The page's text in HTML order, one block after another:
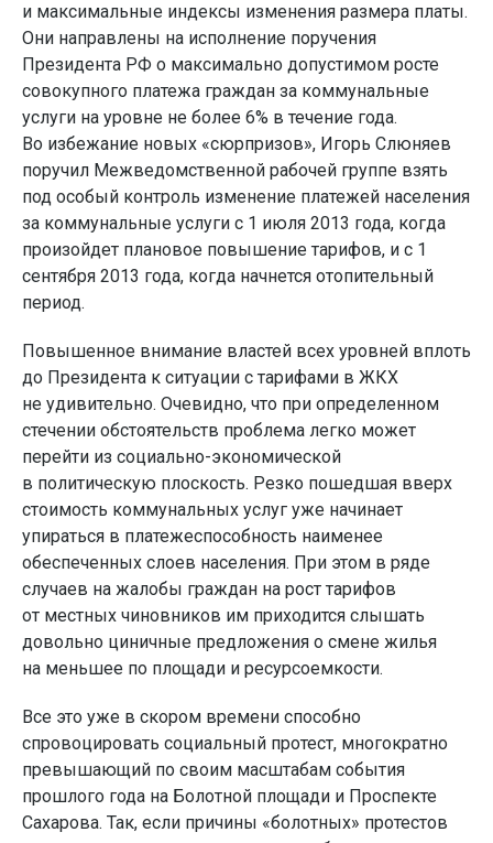
и максимальные индексы изменения размера платы.
Они направлены на исполнение поручения
Президента РФ о максимально допустимом росте
совокупного платежа граждан за коммунальные
услуги на уровне не более 6% в течение года.
Во избежание новых «сюрпризов», Игорь Слюняев
поручил Межведомственной рабочей группе взять
под особый контроль изменение платежей населения
за коммунальные услуги с 1 июля 2013 года, когда
произойдет плановое повышение тарифов, и с 1
сентября 2013 года, когда начнется отопительный
период.
Повышенное внимание властей всех уровней вплоть
до Президента к ситуации с тарифами в ЖКХ
не удивительно. Очевидно, что при определенном
стечении обстоятельств проблема легко может
перейти из социально-экономической
в политическую плоскость. Резко пошедшая вверх
стоимость коммунальных услуг уже начинает
упираться в платежеспособность наименее
обеспеченных слоев населения. При этом в ряде
случаев на жалобы граждан на рост тарифов
от местных чиновников им приходится слышать
довольно циничные предложения о смене жилья
на меньшее по площади и ресурсоемкости.
Все это уже в скором времени способно
спровоцировать социальный протест, многократно
превышающий по своим масштабам события
прошлого года на Болотной площади и Проспекте
Сахарова. Так, если причины «болотных» протестов